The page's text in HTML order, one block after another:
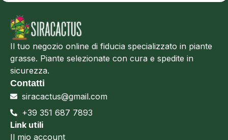
Il tuo negozio online di fiducia specializzato in piante
grasse. Piante selezionate con cura e spedite in
sicurezza.
Contatti
siracactus@gmail.com
+39 351 687 7893
Link utili
Il mio account